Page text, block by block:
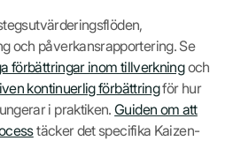
och påverkansrapportering. Se
förbättringar inom tillverkningoch
kontinuerlig förbättringför hur
i praktiken.Guiden om att
täcker det specifika Kaizen-